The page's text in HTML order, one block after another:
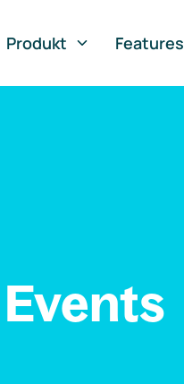
Produkt
Features